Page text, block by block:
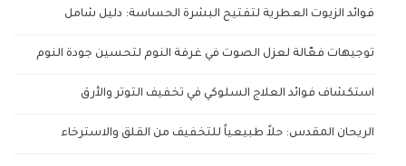
فوائد الزيوت العطرية لتفتيح البشرة الحساسة: دليل شامل
توجيهات فعّالة لعزل الصوت في غرفة النوم لتحسين جودة النوم
استكشاف فوائد العلاج السلوكي في تخفيف التوتر والأرق
الريحان المقدس: حلاً طبيعياً للتخفيف من القلق والاسترخاء